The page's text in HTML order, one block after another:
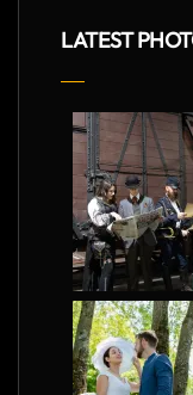
LATEST